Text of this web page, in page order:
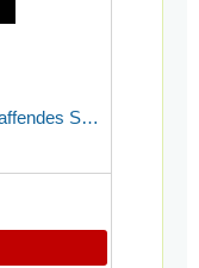
AVENE DermAbsolu Konturstraffendes Serum-Konzentrat